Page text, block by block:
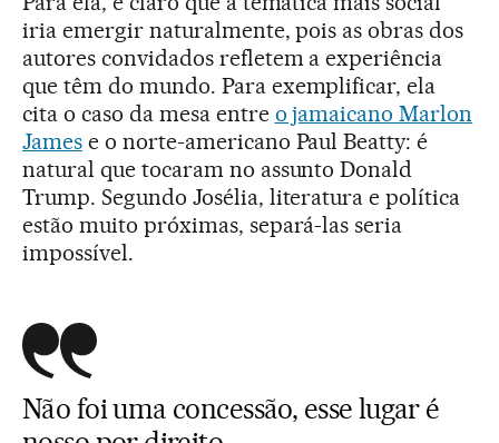
iria emergir naturalmente, pois as obras dos
autores convidados refletem a experiência
que têm do mundo. Para exemplificar, ela
cita o caso da mesa entre o jamaicano Marlon
Jamese o norte-americano Paul Beatty: é
natural que tocaram no assunto Donald
Trump. Segundo Josélia, literatura e política
estão muito próximas, separá-las seria
impossível.
Não foi uma concessão, esse lugar é